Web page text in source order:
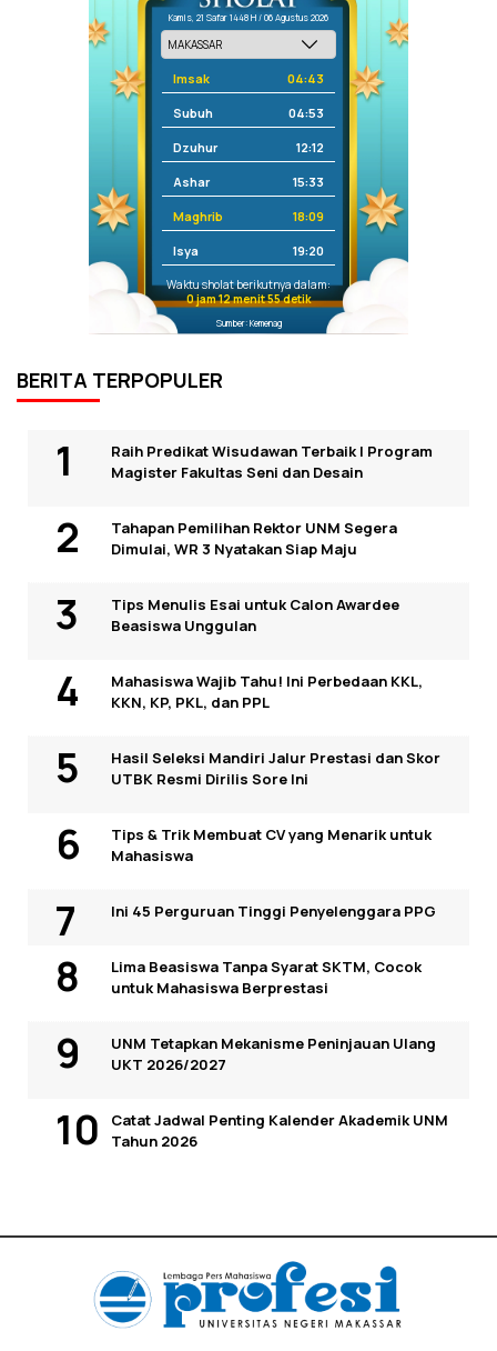
Kamis, 21 Safar 1448 H / 06 Agustus 2026
Imsak 04:43
Subuh 04:53
Dzuhur 12:12
Ashar 15:33
Maghrib 18:09
Isya 19:20
Waktu sholat berikutnya dalam:
0 jam 12 menit 55 detik
Sumber: Kemenag
BERITA TERPOPULER
Raih Predikat Wisudawan Terbaik I Program
Magister Fakultas Seni dan Desain
Tahapan Pemilihan Rektor UNM Segera
Dimulai, WR 3 Nyatakan Siap Maju
Tips Menulis Esai untuk Calon Awardee
Beasiswa Unggulan
Mahasiswa Wajib Tahu! Ini Perbedaan KKL,
KKN, KP, PKL, dan PPL
Hasil Seleksi Mandiri Jalur Prestasi dan Skor
UTBK Resmi Dirilis Sore Ini
Tips & Trik Membuat CV yang Menarik untuk
Mahasiswa
Ini 45 Perguruan Tinggi Penyelenggara PPG
Lima Beasiswa Tanpa Syarat SKTM, Cocok
untuk Mahasiswa Berprestasi
UNM Tetapkan Mekanisme Peninjauan Ulang
UKT 2026/2027
Catat Jadwal Penting Kalender Akademik UNM
Tahun 2026